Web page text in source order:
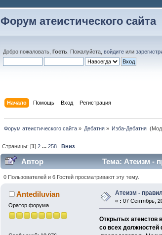
Форум атеистического сайта
Добро пожаловать,Гость . Пожалуйста,войдите или
Начало Помощь Вход Регистрация
Форум атеистического сайта» Дебатня» Изба-Дебатня
Страницы: [1] 2 ... 258 Вниз
Автор Тема: Атеизм -
0 Пользователей и 6 Гостей просматривают эту тему.
Antediluvian
Оратор форума
Атеизм -
« : 07 Сентябрь,
Открытых атеистов
со всех